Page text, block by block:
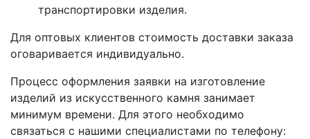
транспортировки изделия.
Для оптовых клиентов стоимость доставки заказа
оговаривается индивидуально.
Процесс оформления заявки на изготовление
изделий из искусственного камня занимает
минимум времени. Для этого необходимо
связаться с нашими специалистами по телефону: